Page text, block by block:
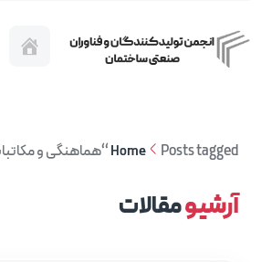
Home Posts tagged “هماهنگی و مکاتبات حرفه‌ای صنفی”
آرشیومقالات